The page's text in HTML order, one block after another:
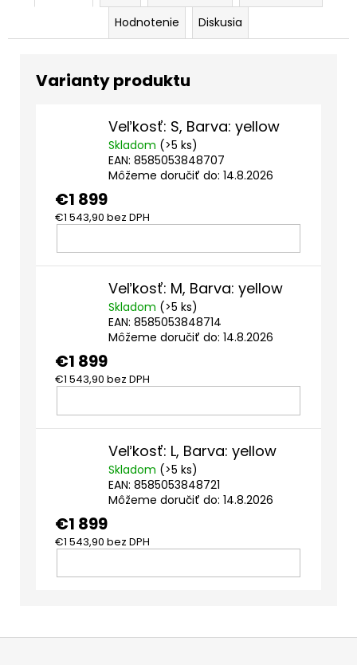
Hodnotenie
Diskusia
Veľkosť: S, Barva: yellow
Skladom (>5 ks)
EAN: 8585053848707
Môžeme doručiť do: 14.8.2026
€1 899
€1 543,90 bez DPH
DO
KOŠÍKA
Veľkosť: M, Barva: yellow
Skladom (>5 ks)
EAN: 8585053848714
Môžeme doručiť do: 14.8.2026
€1 899
€1 543,90 bez DPH
DO
KOŠÍKA
Veľkosť: L, Barva: yellow
Skladom (>5 ks)
EAN: 8585053848721
Môžeme doručiť do: 14.8.2026
€1 899
€1 543,90 bez DPH
DO